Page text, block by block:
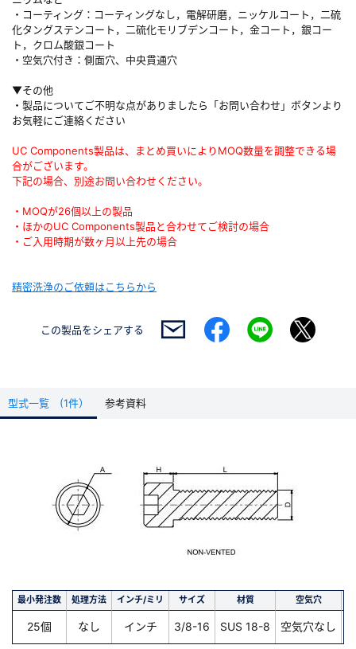
・コーティング：コーティングなし，電解研磨，ニッケルコート，二硫
化タングステンコート，二硫化モリブデンコート，金コート，銀コー
ト，クロム酸銀コート
・空気穴付き：側面穴、中央貫通穴
▼その他
・製品についてご不明な点がありましたら「お問い合わせ」ボタンより
お気軽にご連絡ください
UC Components製品は、まとめ買いによりMOQ数量を調整できる場
合がございます。
下記の場合、別途お問い合わせください。
・MOQが26個以上の製品
・ほかのUC Components製品と合わせてご検討の場合
・ご入用時期が数ヶ月以上先の場合
精密洗浄のご依頼はこちらから
この製品をシェアする
型式一覧 (1件） 参考資料
最小発注数 処理方法 インチ/ミリ サイズ 材質 空気穴
25個 なし インチ 3/8-16 SUS 18-8 空気穴なし